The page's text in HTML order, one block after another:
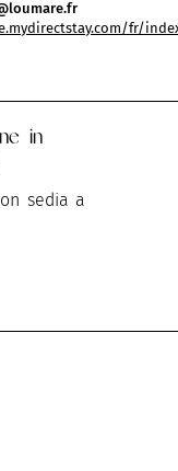
fr/
in
sedia a